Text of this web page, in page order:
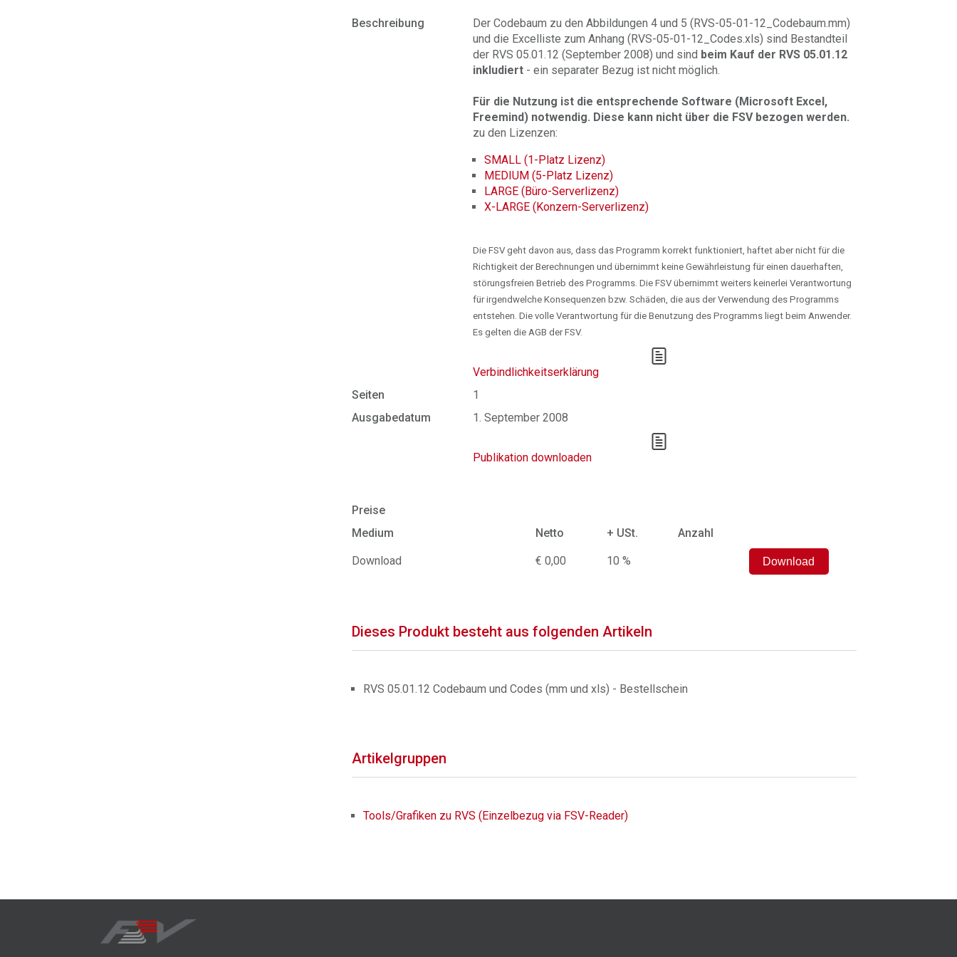
Beschreibung
Der Codebaum zu den Abbildungen 4 und 5 (RVS-05-01-12_Codebaum.mm)
und die Excelliste zum Anhang (RVS-05-01-12_Codes.xls) sind Bestandteil
der RVS 05.01.12 (September 2008) und sind beim Kauf der RVS 05.01.12
inkludiert - ein separater Bezug ist nicht möglich.
Für die Nutzung ist die entsprechende Software (Microsoft Excel,
Freemind) notwendig. Diese kann nicht über die FSV bezogen werden.
zu den Lizenzen:
SMALL (1-Platz Lizenz)
MEDIUM (5-Platz Lizenz)
LARGE (Büro-Serverlizenz)
X-LARGE (Konzern-Serverlizenz)
Die FSV geht davon aus, dass das Programm korrekt funktioniert, haftet aber nicht für die
Richtigkeit der Berechnungen und übernimmt keine Gewährleistung für einen dauerhaften,
störungsfreien Betrieb des Programms. Die FSV übernimmt weiters keinerlei Verantwortung
für irgendwelche Konsequenzen bzw. Schäden, die aus der Verwendung des Programms
entstehen. Die volle Verantwortung für die Benutzung des Programms liegt beim Anwender.
Es gelten die AGB der FSV.
Verbindlichkeitserklärung
Seiten
1
Ausgabedatum
1. September 2008
Publikation downloaden
Preise
Medium
Netto + USt. Anzahl
Download € 0,00 10 %
Dieses Produkt besteht aus folgenden Artikeln
RVS 05.01.12 Codebaum und Codes (mm und xls) - Bestellschein
Artikelgruppen
Tools/Grafiken zu RVS (Einzelbezug via FSV-Reader)